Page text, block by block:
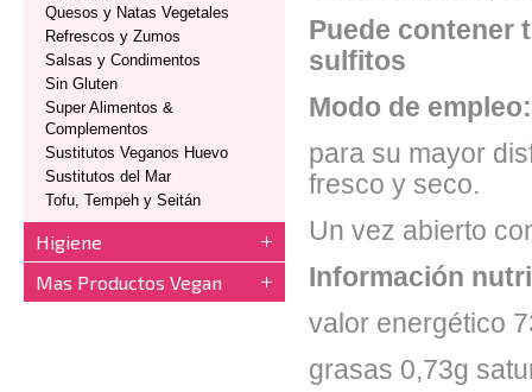
Quesos y Natas Vegetales
Refrescos y Zumos
Salsas y Condimentos
Sin Gluten
Super Alimentos &
Complementos
Sustitutos Veganos Huevo
Sustitutos del Mar
Tofu, Tempeh y Seitán
Higiene
Mas Productos Vegan
Puede contener
sulfitos
Modo de empleo:
para su mayor
fresco y seco.
Un vez abierto
Información
valor energético
grasas 0,73g